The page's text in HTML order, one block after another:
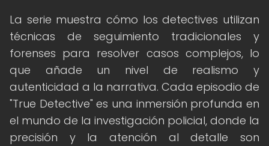
La serie muestra cómo los detectives utilizan
técnicas de seguimiento tradicionales y
forenses para resolver casos complejos, lo
que añade un nivel de realismo y
autenticidad a la narrativa. Cada episodio de
"True Detective" es una inmersión profunda en
el mundo de la investigación policial, donde la
precisión y la atención al detalle son